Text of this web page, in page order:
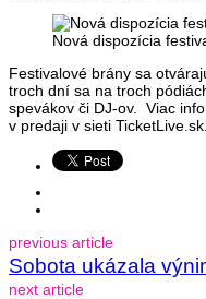
Nová dispozícia
Festivalové brány sa
troch dní sa na troch
spevákov či DJ-ov. Viac
v predaji v sieti TicketLive.sk.
previous article
Sobota ukázala
next article